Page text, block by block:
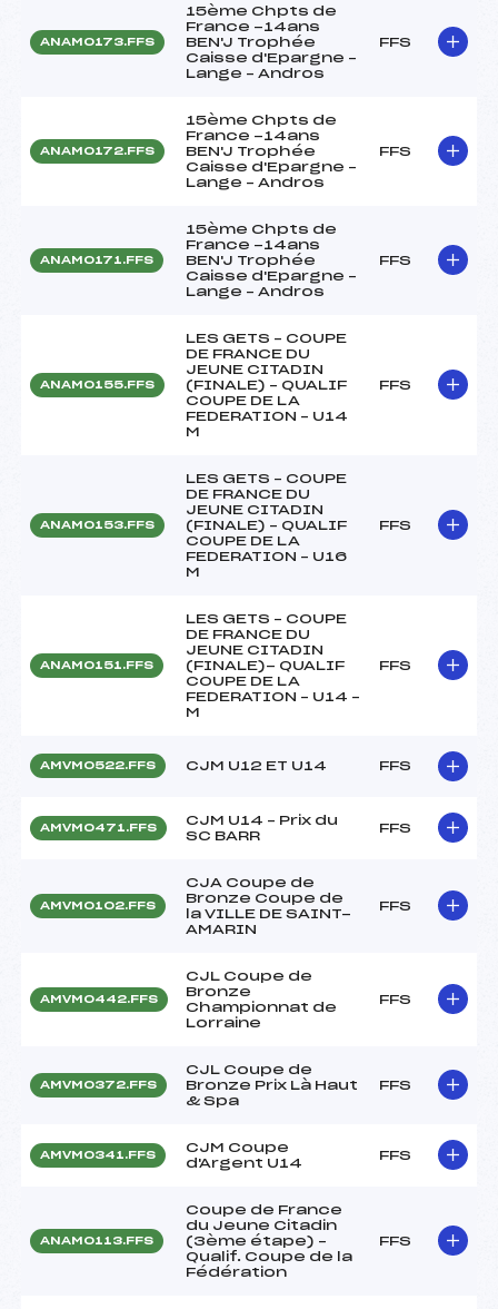
ANAM0173.FFS
15ème Chpts de
France -14ans
BEN'J Trophée
Caisse d'Epargne –
Lange – Andros
FFS
ANAM0172.FFS
15ème Chpts de
France -14ans
BEN'J Trophée
Caisse d'Epargne –
Lange – Andros
FFS
ANAM0171.FFS
15ème Chpts de
France -14ans
BEN'J Trophée
Caisse d'Epargne –
Lange – Andros
FFS
ANAM0155.FFS
LES GETS – COUPE
DE FRANCE DU
JEUNE CITADIN
(FINALE) – QUALIF
COUPE DE LA
FEDERATION – U14
M
FFS
ANAM0153.FFS
LES GETS – COUPE
DE FRANCE DU
JEUNE CITADIN
(FINALE) – QUALIF
COUPE DE LA
FEDERATION – U16
M
FFS
ANAM0151.FFS
LES GETS – COUPE
DE FRANCE DU
JEUNE CITADIN
(FINALE)- QUALIF
COUPE DE LA
FEDERATION – U14 –
M
FFS
AMVM0522.FFS CJM U12 ET U14 FFS
AMVM0471.FFS
CJM U14 – Prix du
SC BARR
FFS
AMVM0102.FFS
CJA Coupe de
Bronze Coupe de
la VILLE DE SAINT-
AMARIN
FFS
AMVM0442.FFS
CJL Coupe de
Bronze
Championnat de
Lorraine
FFS
AMVM0372.FFS
CJL Coupe de
Bronze Prix Là Haut
& Spa
FFS
AMVM0341.FFS
CJM Coupe
d'Argent U14
FFS
ANAM0113.FFS
Coupe de France
du Jeune Citadin
(3ème étape) –
Qualif. Coupe de la
Fédération
FFS